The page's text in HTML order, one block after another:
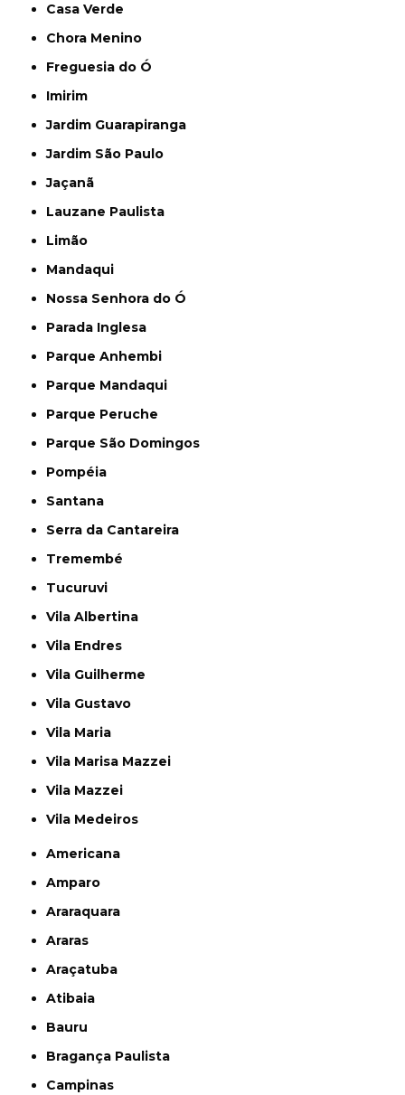
Casa Verde
Chora Menino
Freguesia do Ó
Imirim
Jardim Guarapiranga
Jardim São Paulo
Jaçanã
Lauzane Paulista
Limão
Mandaqui
Nossa Senhora do Ó
Parada Inglesa
Parque Anhembi
Parque Mandaqui
Parque Peruche
Parque São Domingos
Pompéia
Santana
Serra da Cantareira
Tremembé
Tucuruvi
Vila Albertina
Vila Endres
Vila Guilherme
Vila Gustavo
Vila Maria
Vila Marisa Mazzei
Vila Mazzei
Vila Medeiros
Americana
Amparo
Araraquara
Araras
Araçatuba
Atibaia
Bauru
Bragança Paulista
Campinas